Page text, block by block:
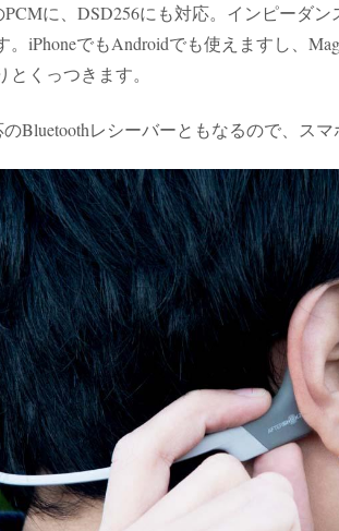
PCMに、DSD256にも対応。インピーダ
。iPhoneでもAndroidでも使えますし、
くっつきます。
Bluetoothレシーバーともなるので、スマ